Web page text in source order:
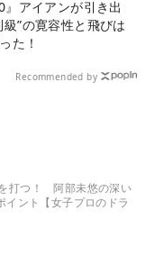
』アイアンが引き出
級”の寛容性と飛びは
た！
Recommended by
打つ！ 阿部未悠の深い
イント【女子プロのドラ